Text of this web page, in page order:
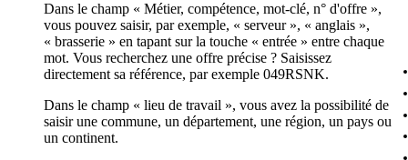
Dans le champ « Métier, compétence, mot-clé, n° d'offre »,
vous pouvez saisir, par exemple, « serveur », « anglais »,
« brasserie » en tapant sur la touche « entrée » entre chaque
mot. Vous recherchez une offre précise ? Saisissez
directement sa référence, par exemple 049RSNK.
Dans le champ « lieu de travail », vous avez la possibilité de
saisir une commune, un département, une région, un pays ou
un continent.